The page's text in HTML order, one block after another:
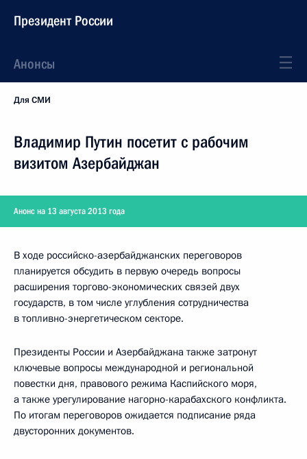
Президент России
Анонсы
Для СМИ
Владимир Путин посетит с рабочим
визитом Азербайджан
Анонс на 13 августа 2013 года
В ходе российско-азербайджанских переговоров
планируется обсудить в первую очередь вопросы
расширения торгово-экономических связей двух
государств, в том числе углубления сотрудничества
в топливно-энергетическом секторе.
Президенты России и Азербайджана также затронут
ключевые вопросы международной и региональной
повестки дня, правового режима Каспийского моря,
а также урегулирование нагорно-карабахского конфликта.
По итогам переговоров ожидается подписание ряда
двусторонних документов.